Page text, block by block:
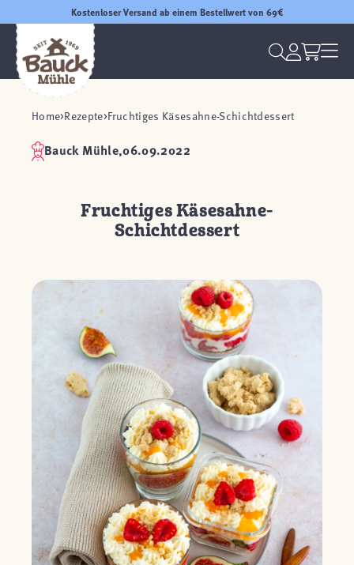
Kostenloser Versand ab einem Bestellwert von 69€
Home Rezepte Fruchtiges Käsesahne-Schichtdessert
Bauck Mühle,06.09.2022
Fruchtiges Käsesahne-
Schichtdessert